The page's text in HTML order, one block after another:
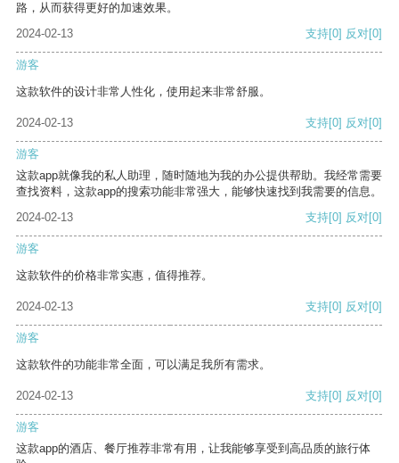
路，从而获得更好的加速效果。
2024-02-13
支持[0] 反对[0]
游客
这款软件的设计非常人性化，使用起来非常舒服。
2024-02-13 支持[0] 反对[0]
游客
这款app就像我的私人助理，随时随地为我的办公提供帮助。我经常需要
查找资料，这款app的搜索功能非常强大，能够快速找到我需要的信息。
2024-02-13
支持[0] 反对[0]
游客
这款软件的价格非常实惠，值得推荐。
2024-02-13 支持[0] 反对[0]
游客
这款软件的功能非常全面，可以满足我所有需求。
2024-02-13 支持[0] 反对[0]
游客
这款app的酒店、餐厅推荐非常有用，让我能够享受到高品质的旅行体